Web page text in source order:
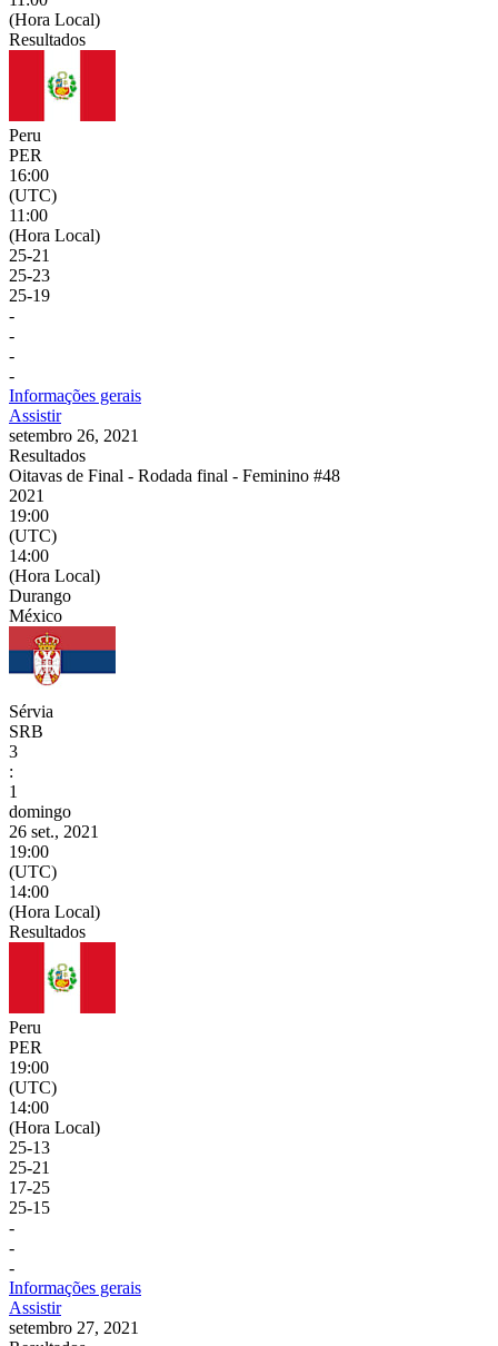
(Hora Local)
Resultados
Peru
PER
16:00
(UTC)
11:00
(Hora Local)
25-21
25-23
25-19
-
-
-
-
Informações gerais
Assistir
setembro 26, 2021
Resultados
Oitavas de Final - Rodada final - Feminino #48
2021
19:00
(UTC)
14:00
(Hora Local)
Durango
México
Sérvia
SRB
3
:
1
domingo
26 set., 2021
19:00
(UTC)
14:00
(Hora Local)
Resultados
Peru
PER
19:00
(UTC)
14:00
(Hora Local)
25-13
25-21
17-25
25-15
-
-
-
Informações gerais
Assistir
setembro 27, 2021